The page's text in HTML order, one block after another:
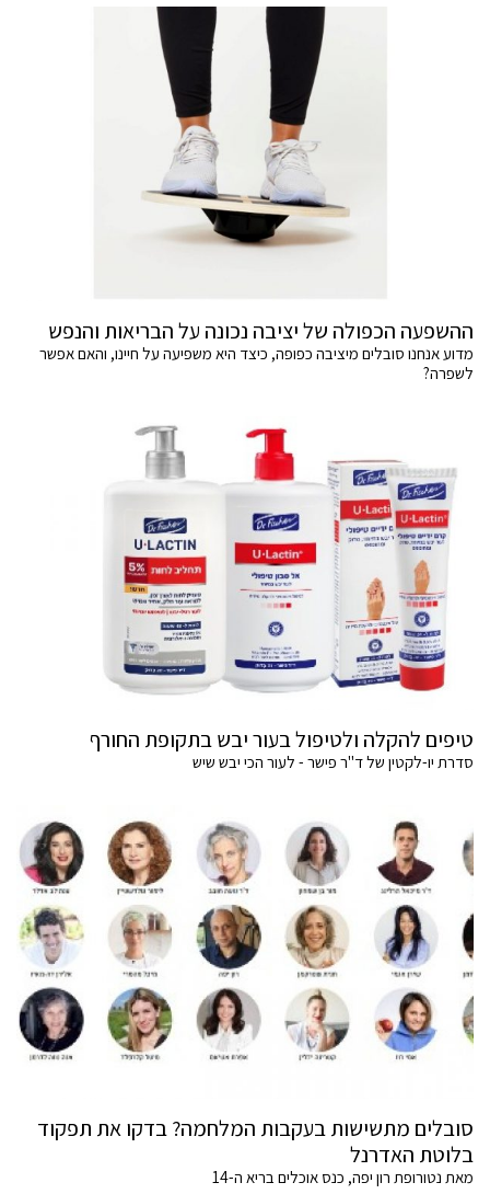
ההשפעה הכפולה של יציבה נכונה על הבריאות והנפש
מדוע אנחנו סובלים מיציבה כפופה, כיצד היא משפיעה על חיינו, והאם אפשר
לשפרה?
טיפים להקלה ולטיפול בעור יבש בתקופת החורף
סדרת יו-לקטין של ד"ר פישר - לעור הכי יבש שיש
סובלים מתשישות בעקבות המלחמה? בדקו את תפקוד
בלוטת האדרנל
מאת נטורופת רון יפה, כנס אוכלים בריא ה-14